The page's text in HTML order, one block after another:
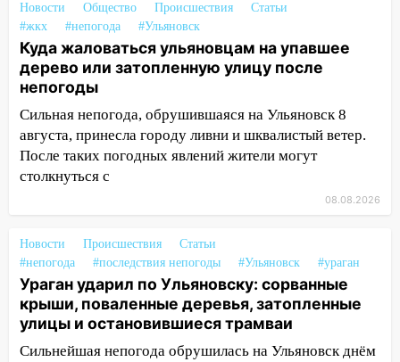
13:10
В Заволжском районе дерево
упало во дворе
13:08 Ураган ударил по Ульяновску:
сорванные крыши, поваленные деревья,
затопленные улицы и остановившиеся
трамваи
12:17 Ульяновск накрыл крупный град:
после ливня город снова уходит под
12:12
Прокуратура взяла на контроль
ДТП с шестилетним ребёнком на улице
Федерации
12:01 Пьяная женщина сбила
шестилетнего ребёнка на улице
Федерации: возбуждено уголовное дело
Новости Общество Происшествия
Статьи
#жкх
#непогода #Ульяновск
Куда жаловаться ульяновцам на упавшее
дерево или затопленную улицу после
непогоды
Сильная непогода, обрушившаяся на Ульяновск 8
августа, принесла городу ливни и шквалистый ветер.
После таких погодных явлений жители могут
столкнуться с
08.08.2026
Новости Происшествия
Статьи
#непогода
#последствия непогоды #Ульяновск #ураган
Ураган ударил по Ульяновску: сорванные
крыши, поваленные деревья, затопленные
улицы и остановившиеся трамваи
Сильнейшая непогода обрушилась на Ульяновск днём